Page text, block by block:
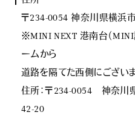
〒234-0054 神奈川県横浜
※MINI NEXT 港南台（MINI
ームから
道路を隔てた西側にござい
住所：〒234-0054 神奈川
42-20